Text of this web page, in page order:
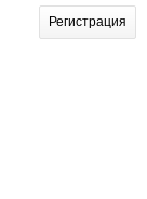
Регистрация